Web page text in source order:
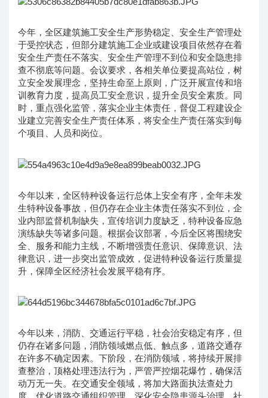
今年，全区建筑施工安全生产形势稳定、安全生产管理处
于受控状态，但部分建筑施工企业或建设项目依然存在着
安全生产责任不落实、安全生产管理不到位和安全隐患排
查不彻底等问题。会议要求，各相关单位要提高站位，树
立安全发展理念，坚持生命至上原则，广泛开展宣传和培
训教育力度，提高员工安全意识，提升全员安全素质。同
时，重点强化监管，落实企业主体责任，督促工程建设企
业建立完善安全生产责任体系，将安全生产责任落实到每
个项目、人员和岗位。
今年以来，全区特种设备运行总体上安全有序，全年未发
生特种设备事故，但仍存在企业主体责任落实不到位，企
业内部监督机制缺失，宣传培训力度缺乏，特种设备应急
演练缺失等诸多问题。根据会议部署，今后全区将围绕安
全、服务和能力主线，不断增强责任意识、保障意识、法
律意识，进一步突出监管成效，促进特种设备运行质量提
升，保障全区经济社会发展平稳有序。
今年以来，消防、交通运行平稳，社会治安稳定有序，但
仍存在诸多问题，消防领域燃点低、触点多，道路交通存
在许多不确定因素。下阶段，在消防领域，将持续开展排
查整治，顶格处理违法行为，严管严控烟花爆竹，确保活
动万无一失。在交通安全领域，将加大路面执法查处力